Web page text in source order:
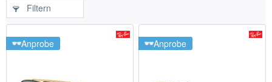
Filtern
Anprobe Anprobe